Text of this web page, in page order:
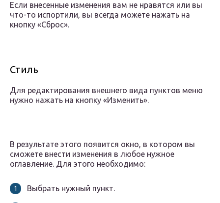
Если внесенные изменения вам не нравятся или вы
что-то испортили, вы всегда можете нажать на
кнопку «Сброс».
Стиль
Для редактирования внешнего вида пунктов меню
нужно нажать на кнопку «Изменить».
В результате этого появится окно, в котором вы
сможете внести изменения в любое нужное
оглавление. Для этого необходимо:
Выбрать нужный пункт.